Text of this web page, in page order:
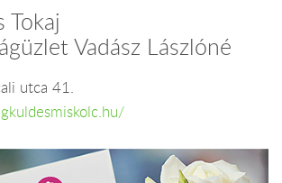
Tokaj
Vadász Lászlóné
utca 41.